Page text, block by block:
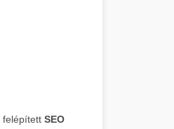
felépített SEO